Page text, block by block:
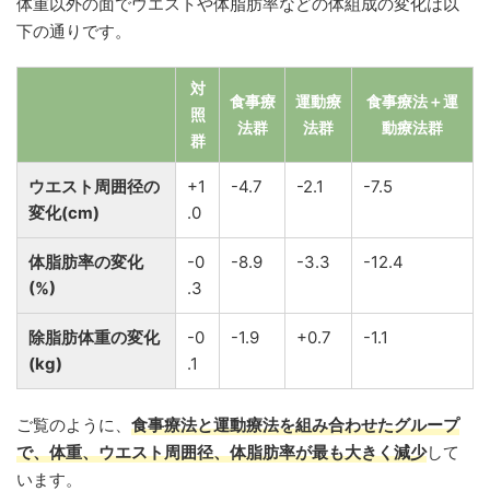
下の通りです。
対
照
群
食事療
法群
運動療
法群
食事療法＋運
動療法群
ウエスト周囲径の
変化(cm)
+1
.0
-4.7 -2.1 -7.5
体脂肪率の変化
(%)
-0
.3
-8.9 -3.3 -12.4
除脂肪体重の変化
(kg)
-0
.1
-1.9 +0.7 -1.1
ご覧のように、 食事療法と運動療法を組み合わせたグループ
で、体重、ウエスト周囲径、体脂肪率が最も大きく減少して
います。